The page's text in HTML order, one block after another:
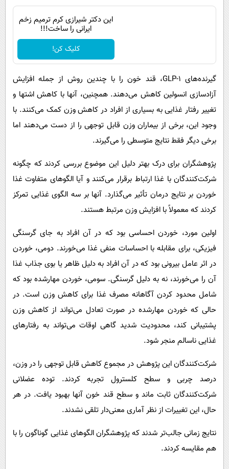
این دکتر شیرازی کرم ترمیم زخم
ایرانی را ساخت!!!
کلیک کن!
گیرنده‌های GLP-1، قند خون را با چندین روش از جمله افزایش
آزادسازی انسولین کاهش می‌دهند. همچنین، آنها با کاهش اشتها و
تغییر رفتار غذایی به بسیاری از افراد در کاهش وزن کمک می‌کنند. با
وجود این، برخی از بیماران وزن قابل توجهی را از دست می‌دهند اما
برخی دیگر فقط نتایج متوسطی را می‌گیرند.
پژوهشگران برای درک بهتر دلیل این موضوع بررسی کردند که چگونه
شرکت‌کنندگان با غذا ارتباط برقرار می‌کنند و آیا الگوهای متفاوت غذا
خوردن بر نتایج درمان تأثیر می‌گذارد. آنها بر سه الگوی غذایی تمرکز
کردند که معمولاً با افزایش وزن مرتبط هستند.
اولین مورد، خوردن احساسی بود که در آن افراد به جای گرسنگی
فیزیکی، برای مقابله با احساسات منفی غذا می‌خورند. دومی، خوردن
در اثر عامل بیرونی بود که در آن افراد به دلیل ظاهر یا بوی جذاب غذا
آن را می‌خورند، نه به دلیل گرسنگی. سومی، خوردن مهارشده بود که
شامل محدود کردن آگاهانه مصرف غذا برای کاهش وزن است. در
حالی که خوردن مهارشده در صورت تعادل می‌تواند از کاهش وزن
پشتیبانی کند، محدودیت شدید گاهی اوقات می‌تواند به رفتارهای
غذایی ناسالم منجر شود.
شرکت‌کنندگان این پژوهش در مجموع کاهش قابل توجهی را در وزن،
درصد چربی و سطح کلسترول تجربه کردند. توده عضلانی
شرکت‌کنندگان ثابت ماند و سطح قند خون آنها بهبود یافت. در هر
حال، این تغییرات از نظر آماری معنی‌دار تلقی نشدند.
نتایج زمانی جالب‌تر شدند که پژوهشگران الگوهای غذایی گوناگون را با
هم مقایسه کردند.